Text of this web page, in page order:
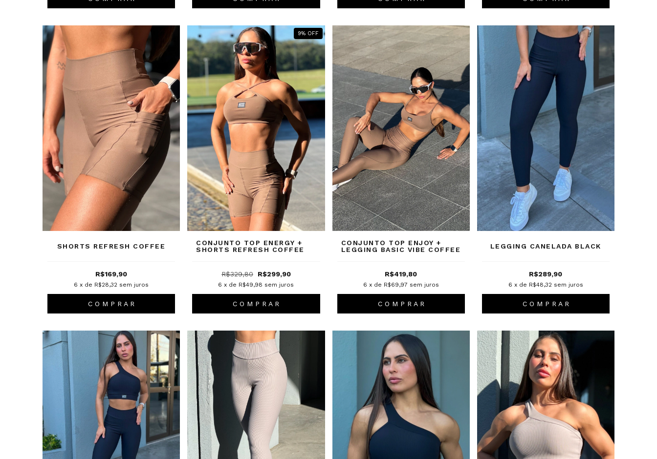
SHORTS REFRESH COFFEE
R$169,90
6 x de R$28,32 sem juros
C O M P R A R
9% OFF
CONJUNTO TOP ENERGY +
SHORTS REFRESH COFFEE
R$329,80 R$299,90
6 x de R$49,98 sem juros
C O M P R A R
CONJUNTO TOP ENJOY +
LEGGING BASIC VIBE COFFEE
R$419,80
6 x de R$69,97 sem juros
C O M P R A R
LEGGING CANELADA BLACK
R$289,90
6 x de R$48,32 sem juros
C O M P R A R